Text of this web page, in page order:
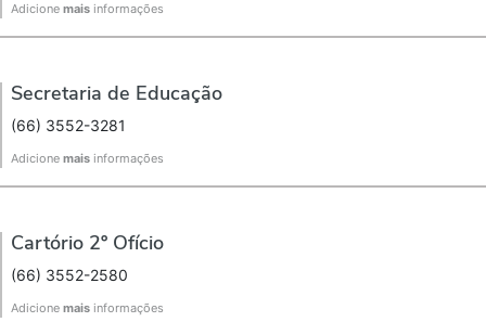
Adicione mais informações
Secretaria de Educação
(66) 3552-3281
Adicione mais informações
Cartório 2º Ofício
(66) 3552-2580
Adicione mais informações